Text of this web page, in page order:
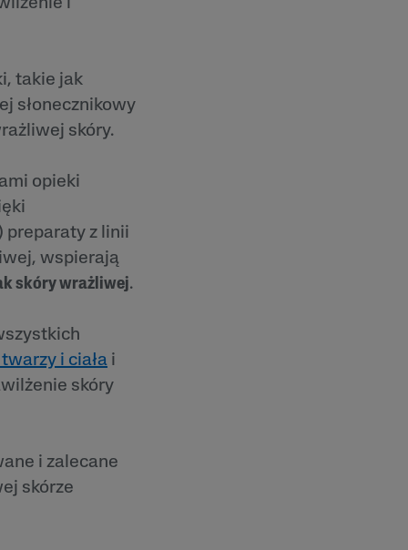
takie jak
słonecznikowy
skóry.
opieki
preparaty z linii
wspierają
skóry wrażliwej.
i ciała i
skóry
i zalecane
skórze